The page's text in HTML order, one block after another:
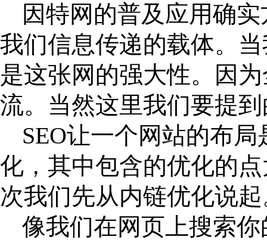
因特网的普及应用确
我们信息传递的载体。
是这张网的强大性。因
流。当然这里我们要提
SEO让一个网站的布
化，其中包含的优化的
次我们先从内链优化说
像我们在网页上搜索